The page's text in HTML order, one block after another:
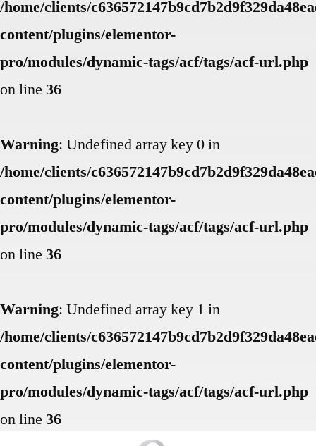
/home/clients/
content/plugins/elementor-
pro/modules/dynamic-tags/acf/tags/acf-url.php
on line 36
Warning: Undefined array key 0 in
/home/clients/
content/plugins/elementor-
pro/modules/dynamic-tags/acf/tags/acf-url.php
on line 36
Warning: Undefined array key 1 in
/home/clients/
content/plugins/elementor-
pro/modules/dynamic-tags/acf/tags/acf-url.php
on line 36